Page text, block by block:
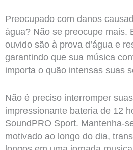
Preocupado com danos
água? Não se preocupe mais.
ouvido são à prova d’água e
garantindo que sua música
importa o quão intensas suas
Não é preciso interromper
impressionante bateria de 12
SoundPRO Sport. Mantenha-
motivado ao longo do dia,